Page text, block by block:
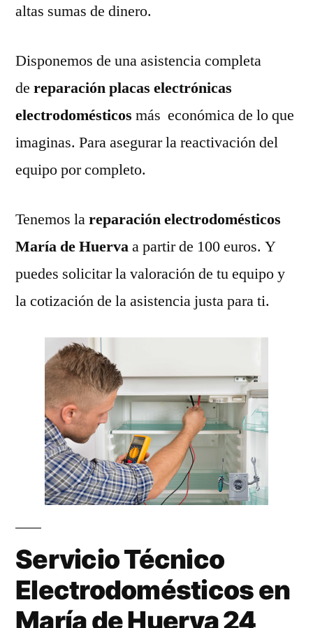
altas sumas de dinero.
Disponemos de una asistencia completa
de reparación placas electrónicas
electrodomésticos más económica de lo que
imaginas. Para asegurar la reactivación del
equipo por completo.
Tenemos lareparación electrodomésticos
María de Huervaa partir de 100 euros. Y
puedes solicitar la valoración de tu equipo y
la cotización de la asistencia justa para ti.
Servicio Técnico
Electrodomésticos en
María de Huerva 24